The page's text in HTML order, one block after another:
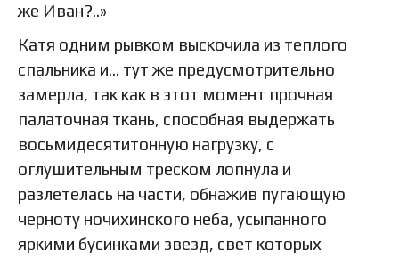
же Иван?..»
Катя одним рывком выскочила из теплого
спальника и… тут же предусмотрительно
замерла, так как в этот момент прочная
палаточная ткань, способная выдержать
восьмидесятитонную нагрузку, с
оглушительным треском лопнула и
разлетелась на части, обнажив пугающую
черноту ночихинского неба, усыпанного
яркими бусинками звезд, свет которых